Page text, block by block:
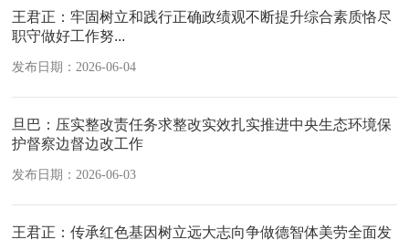
王君正：牢固树立和践行正确政绩观不断提升综合素质恪尽
职守做好工作努...
发布日期：2026-06-04
旦巴：压实整改责任务求整改实效扎实推进中央生态环境保
护督察边督边改工作
发布日期：2026-06-03
王君正：传承红色基因树立远大志向争做德智体美劳全面发